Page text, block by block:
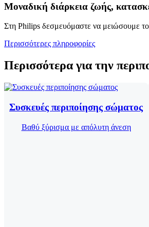
Μοναδική διάρκεια ζωής,
Στη Philips δεσμευόμαστε να μειώσουμε το
Περισσότερες πληροφορίες
Περισσότερα για την
Συσκευές περιποίησης σώματος
Βαθύ ξύρισμα με απόλυτη άνεση